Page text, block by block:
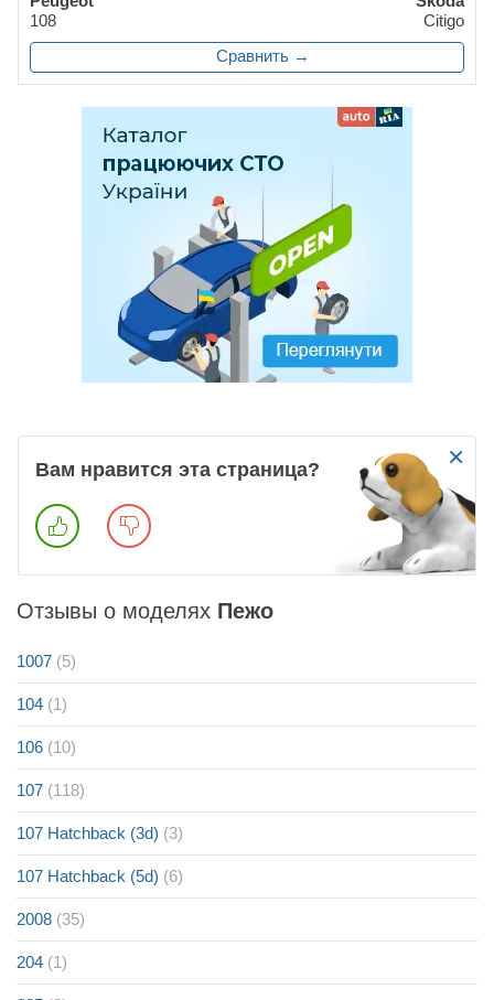
108
Citigo
Сравнить →
×
Вам нравится эта страница?
Отзывы о моделях Пежо
1007 (5)
104 (1)
106 (10)
107 (118)
107 Hatchback (3d) (3)
107 Hatchback (5d) (6)
2008 (35)
204 (1)